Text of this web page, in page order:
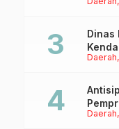
Daerah
Dinas
Daerah